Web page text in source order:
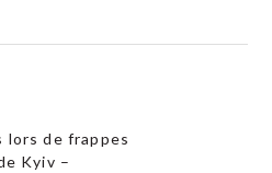
lors de frappes
Kyiv –